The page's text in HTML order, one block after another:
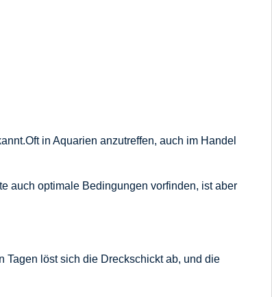
in Aquarien anzutreffen, auch im Handel
auch optimale Bedingungen vorfinden, ist aber
löst sich die Dreckschickt ab, und die